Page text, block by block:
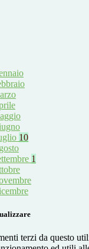
10
1
terzi da questo